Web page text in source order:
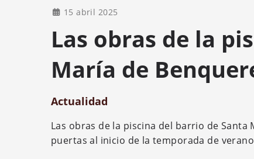
15 abril 2025
Las obras de la
María de
Actualidad
Las obras de la piscina del barrio de Santa
puertas al inicio de la temporada de